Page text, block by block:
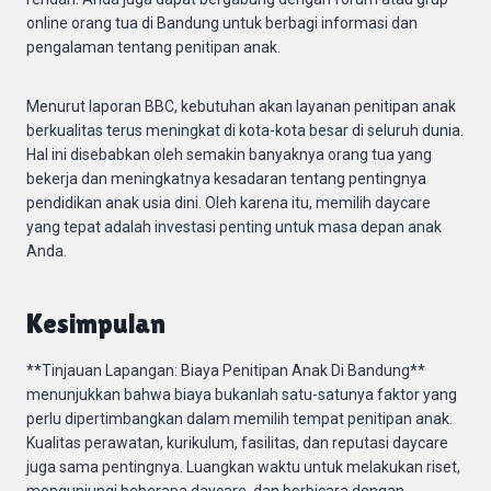
online orang tua di Bandung untuk berbagi informasi dan
pengalaman tentang penitipan anak.
Menurut laporan BBC, kebutuhan akan layanan penitipan anak
berkualitas terus meningkat di kota-kota besar di seluruh dunia.
Hal ini disebabkan oleh semakin banyaknya orang tua yang
bekerja dan meningkatnya kesadaran tentang pentingnya
pendidikan anak usia dini. Oleh karena itu, memilih daycare
yang tepat adalah investasi penting untuk masa depan anak
Anda.
Kesimpulan
**Tinjauan Lapangan: Biaya Penitipan Anak Di Bandung**
menunjukkan bahwa biaya bukanlah satu-satunya faktor yang
perlu dipertimbangkan dalam memilih tempat penitipan anak.
Kualitas perawatan, kurikulum, fasilitas, dan reputasi daycare
juga sama pentingnya. Luangkan waktu untuk melakukan riset,